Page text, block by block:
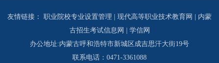
友情链接： 职业院校专业设置管理 现代高等职业技术教育网
内蒙
古招生考试信息网
学信网
办公地址:内蒙古呼和浩特市新城区成吉思汗大街19号
联系电话：0471-3361088